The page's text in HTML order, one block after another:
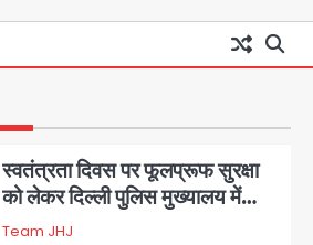
आॅपरेशन विस्टा 1.0: वीजा शर्तों का
उल्लंघन करने वाले 11 बांग्लादेशी
चढ़े
स्वतंत्रता दिवस पर फूलप्रूफ सुरक्षा
को लेकर दिल्ली पुलिस मुख्यालय में
मंथन
Team JHJ